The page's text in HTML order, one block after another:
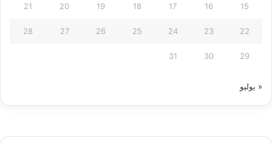
15
16
17
18
19
20
21
22
23
24
25
26
27
28
29
30
31
« يوليو